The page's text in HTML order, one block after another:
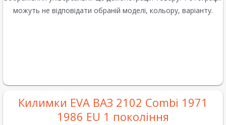
можуть не відповідати обраній моделі, кольору, варіанту.
Килимки EVA ВАЗ 2102 Combi 1971
1986 EU 1 покоління